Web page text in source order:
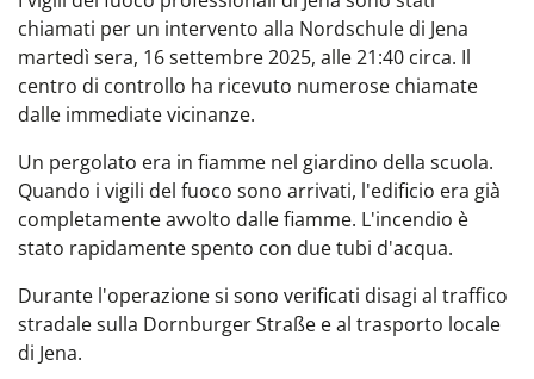
chiamati per un intervento alla Nordschule di Jena
martedì sera, 16 settembre 2025, alle 21:40 circa. Il
centro di controllo ha ricevuto numerose chiamate
dalle immediate vicinanze.
Un pergolato era in fiamme nel giardino della scuola.
Quando i vigili del fuoco sono arrivati, l'edificio era già
completamente avvolto dalle fiamme. L'incendio è
stato rapidamente spento con due tubi d'acqua.
Durante l'operazione si sono verificati disagi al traffico
stradale sulla Dornburger Straße e al trasporto locale
di Jena.